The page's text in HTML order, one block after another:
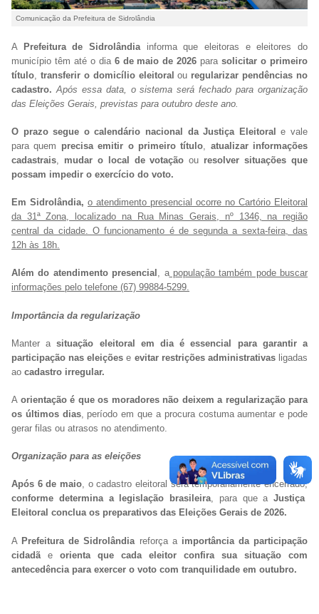
Comunicação da Prefeitura de Sidrolândia
A Prefeitura de Sidrolândia informa que eleitoras e eleitores do
município têm até o dia 6 de maio de 2026 parasolicitar o primeiro
título transferir o domicílio eleitoralou regularizar pendências no
cadastro. Após essa data, o sistema será fechado para organização
das Eleições Gerais, previstas para outubro deste ano.
O prazo segue o calendário nacional da Justiça Eleitorale vale
para quem precisa emitir o primeiro título, atualizar informações
cadastrais, mudar o local de votação ou resolver situações que
possam impedir o exercício do voto.
Em Sidrolândia, o atendimento presencial ocorre no Cartório Eleitoral
da 31ª Zona, localizado na Rua Minas Gerais, nº 1346, na região
central da cidade. O funcionamento é de segunda a sexta-feira, das
12h às 18h.
Além do atendimento presencial , apopulação também pode buscar
informações pelo telefone (67) 99884-5299.
Importância da regularização
Manter asituação eleitoral em dia é essencial para garantir a
participação nas eleiçõese evitar restrições administrativasligadas
ao cadastro irregular.
A orientação é que os moradores não deixem a regularização para
os últimos dias, período em que a procura costuma aumentar e pode
gerar filas ou atrasos no atendimento.
Organização para as eleições
Após 6 de maio, o cadastro eleitoral será temporariamente encerrado,
conforme determina a legislação brasileira, para que aJustiça
Eleitoral conclua os preparativos das Eleições Gerais de 2026.
A Prefeitura de Sidrolândia reforça aimportância da participação
cidadã e orienta que cada eleitor confira sua situação com
antecedência para exercer o voto com tranquilidade em outubro.